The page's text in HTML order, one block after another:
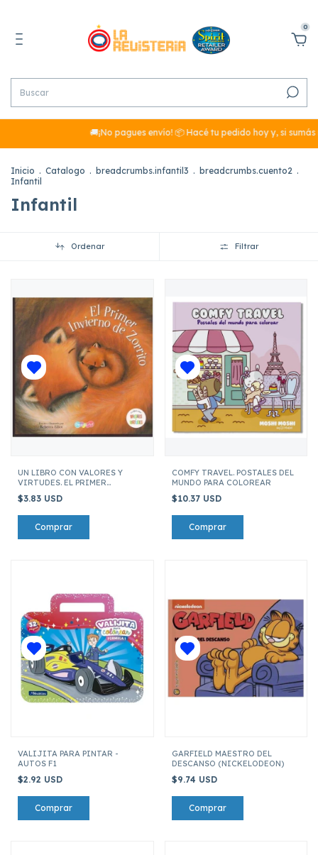
0
🚚¡No pagues envío! 📦 Hacé tu pedido hoy y, si sumás más de
Inicio . Catalogo . breadcrumbs.infantil3 . breadcrumbs.cuento2 .
Infantil
Infantil
Ordenar Filtrar
UN LIBRO CON VALORES Y
VIRTUDES. EL PRIMER
$3.83 USD
COMFY TRAVEL. POSTALES DEL
MUNDO PARA COLOREAR
$10.37 USD
VALIJITA PARA PINTAR -
AUTOS F1
$2.92 USD
GARFIELD MAESTRO DEL
DESCANSO (NICKELODEON)
$9.74 USD